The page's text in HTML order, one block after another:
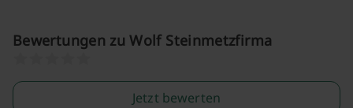
Bewertungen zu Wolf Steinmetzfirma
Jetzt bewerten